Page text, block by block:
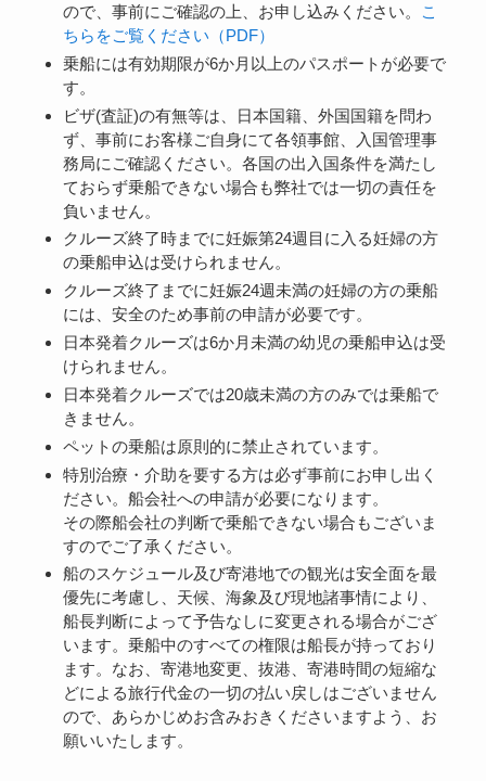
ので、事前にご確認の上、お申し込みください。
こ
ちらをご覧ください（PDF）
乗船には有効期限が6か月以上のパスポートが必要で
す。
ビザ(査証)の有無等は、日本国籍、外国国籍を問わ
ず、事前にお客様ご自身にて各領事館、入国管理事
務局にご確認ください。各国の出入国条件を満たし
ておらず乗船できない場合も弊社では一切の責任を
負いません。
クルーズ終了時までに妊娠第24週目に入る妊婦の方
の乗船申込は受けられません。
クルーズ終了までに妊娠24週未満の妊婦の方の乗船
には、安全のため事前の申請が必要です。
日本発着クルーズは6か月未満の幼児の乗船申込は受
けられません。
日本発着クルーズでは20歳未満の方のみでは乗船で
きません。
ペットの乗船は原則的に禁止されています。
特別治療・介助を要する方は必ず事前にお申し出く
ださい。船会社への申請が必要になります。
その際船会社の判断で乗船できない場合もございま
すのでご了承ください。
船のスケジュール及び寄港地での観光は安全面を最
優先に考慮し、天候、海象及び現地諸事情により、
船長判断によって予告なしに変更される場合がござ
います。乗船中のすべての権限は船長が持っており
ます。なお、寄港地変更、抜港、寄港時間の短縮な
どによる旅行代金の一切の払い戻しはございません
ので、あらかじめお含みおきくださいますよう、お
願いいたします。